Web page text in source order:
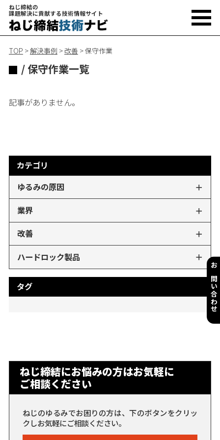
ねじ締結の
課題解決に貢献する技術情報サイト
お問い合わせ
TOP >解決事例 > 改善 >保守作業
/ 保守作業一覧
記事がありません。
カテゴリ
ゆるみの原因
業界
改善
ハードロック製品
タグ
ねじ締結にお悩みの方はお気軽に
ご相談ください
ねじのゆるみでお困りの方は、下のボタンをクリッ
クしお気軽にご相談ください。